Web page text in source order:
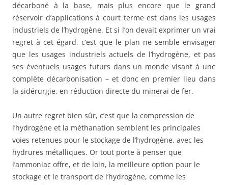
décarboné à la base, mais plus encore que le grand
réservoir d’applications à court terme est dans les usages
industriels de l’hydrogène. Et si l’on devait exprimer un vrai
regret à cet égard, c’est que le plan ne semble envisager
que les usages industriels actuels de l’hydrogène, et pas
ses éventuels usages futurs dans un monde visant à une
complète décarbonisation – et donc en premier lieu dans
la sidérurgie, en réduction directe du minerai de fer.
Un autre regret bien sûr, c’est que la compression de
l’hydrogène et la méthanation semblent les principales
voies retenues pour le stockage de l’hydrogène, avec les
hydrures métalliques. Or tout porte à penser que
l’ammoniac offre, et de loin, la meilleure option pour le
stockage et le transport de l’hydrogène, comme les